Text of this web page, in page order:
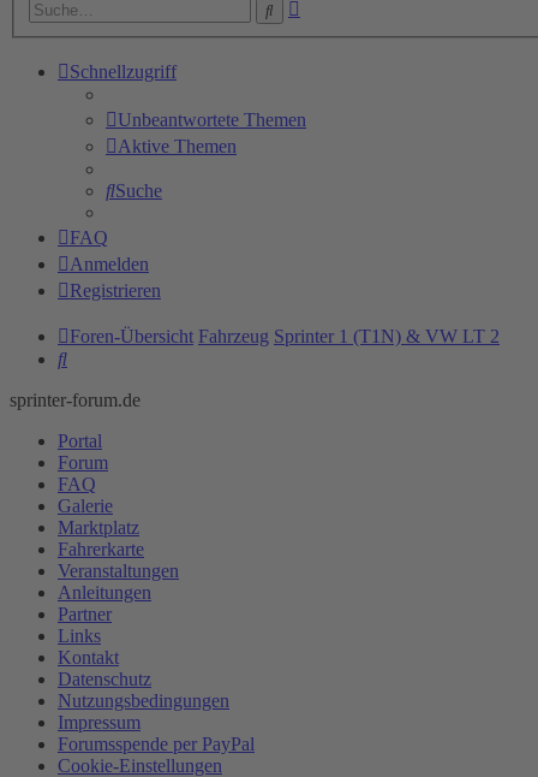
Suche
Schnellzugriff
Unbeantwortete Themen
Aktive Themen
Suche
FAQ
Anmelden
Registrieren
Foren-Übersicht Fahrzeug Sprinter 1 (T1N) & VW LT 2
Suche
sprinter-forum.de
Portal
Forum
FAQ
Galerie
Marktplatz
Fahrerkarte
Veranstaltungen
Anleitungen
Partner
Links
Kontakt
Datenschutz
Nutzungsbedingungen
Impressum
Forumsspende per PayPal
Cookie-Einstellungen